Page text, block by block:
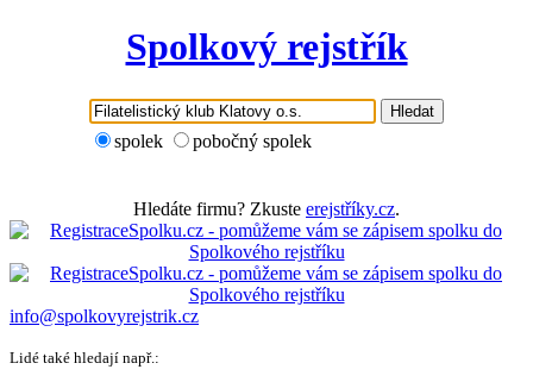
Spolkový rejstřík
Hledat
spolek pobočný spolek
Hledáte firmu? Zkuste erejstříky.cz.
info@spolkovyrejstrik.cz
Lidé také hledají např.: